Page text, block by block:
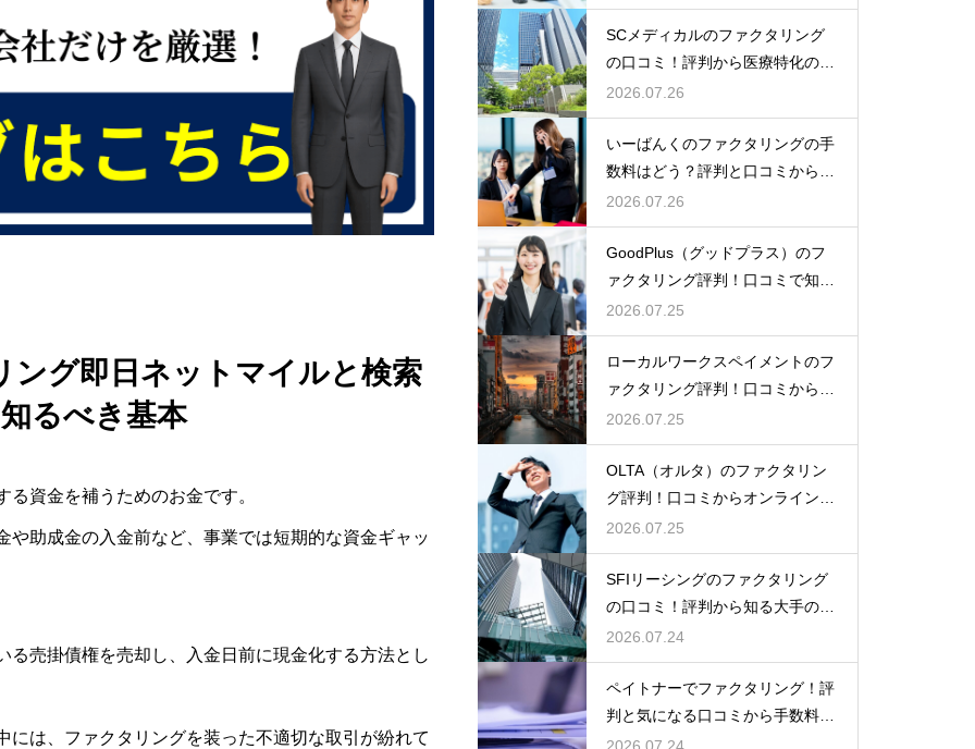
ング即日ネットマイルと検索
るべき基本
資金を補うためのお金です。
助成金の入金前など、事業では短期的な資金ギャッ
売掛債権を売却し、入金日前に現金化する方法とし
は、ファクタリングを装った不適切な取引が紛れて
SCメディカルのファクタリング
の口コミ！評判から医療特化の調
達力を解剖
2026.07.26
いーばんくのファクタリングの手
数料はどう？評判と口コミからコ
ストを解説
2026.07.26
GoodPlus（グッドプラス）のフ
ァクタリング評判！口コミで知る
魅力
2026.07.25
ローカルワークスペイメントのフ
ァクタリング評判！口コミから探
るメリット
2026.07.25
OLTA（オルタ）のファクタリン
グ評判！口コミからオンライン完
結を検証
2026.07.25
SFIリーシングのファクタリング
の口コミ！評判から知る大手の確
かな実績
2026.07.24
ペイトナーでファクタリング！評
判と気になる口コミから手数料の
真実を探る
2026.07.24